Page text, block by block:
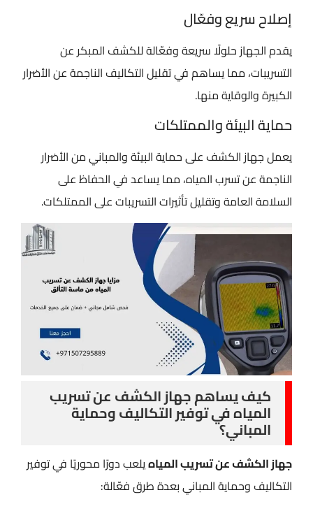
إصلاح سريع وفعّال
يقدم الجهاز حلولًا سريعة وفعّالة للكشف المبكر عن
التسريبات، مما يساهم في تقليل التكاليف الناجمة عن الأضرار
الكبيرة والوقاية منها.
حماية البيئة والممتلكات
يعمل جهاز الكشف على حماية البيئة والمباني من الأضرار
الناجمة عن تسرب المياه، مما يساعد في الحفاظ على
السلامة العامة وتقليل تأثيرات التسريبات على الممتلكات.
كيف يساهم جهاز الكشف عن تسريب
المياه في توفير التكاليف وحماية
المباني؟
جهاز الكشف عن تسريب المياهيلعب دورًا محوريًا في توفير
التكاليف وحماية المباني بعدة طرق فعّالة: